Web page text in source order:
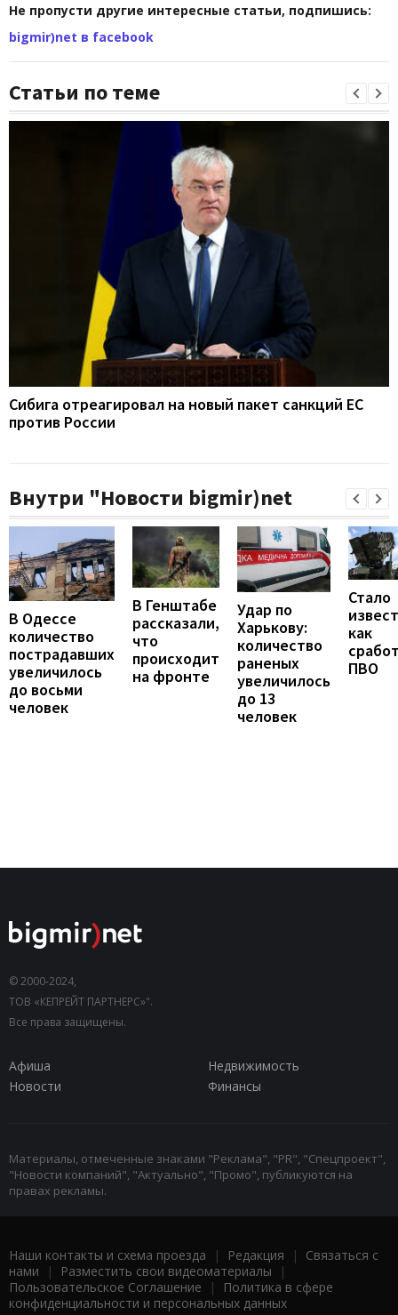
Не пропусти другие интересные статьи, подпишись:
bigmir)net в facebook
Статьи по теме
Сибига отреагировал на новый пакет санкций ЕС
против России
Внутри "Новости bigmir)net
В Одессе
количество
пострадавших
увеличилось
до восьми
человек
В Генштабе
рассказали,
что
происходит
на фронте
Удар по
Харькову:
количество
раненых
увеличилось
до 13
человек
Стало
как
ПВО
© 2000-2024,
ТОВ «КЕПРЕЙТ ПАРТНЕРС»".
Все права защищены.
Афиша
Недвижимость
Новости
Финансы
Материалы, отмеченные знаками "Реклама", "PR", "Спецпроект",
"Новости компаний", "Актуально", "Промо", публикуются на
правах рекламы.
Наши контакты и схема проезда | Редакция | Связаться с
нами | Разместить свои видеоматериалы |
Пользовательское Соглашение |
Политика в сфере
конфиденциальности и персональных данных